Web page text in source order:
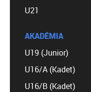
U21
AKADÉMIA
U19 (Junior)
U16/A (Kadet)
U16/B (Kadet)